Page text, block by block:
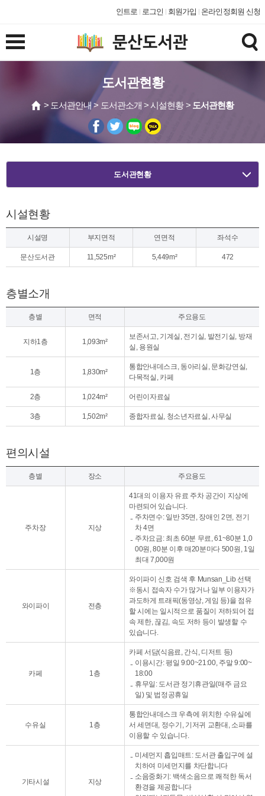
인트로 로그인 회원가입 온라인정회원 신청
도서관현황
> 도서관안내 > 도서관소개 > 시설현황 > 도서관현황
도서관현황
시설현황
시설명 부지면적 연면적 좌석수
문산도서관 11,525m² 5,449m² 472
층별소개
층별 면적 주요용도
지하1층 1,093m²
보존서고, 기계실, 전기실, 발전기실, 방재
실, 용원실
1층 1,830m²
통합안내데스크, 동아리실, 문화강연실,
다목적실, 카페
2층 1,024m² 어린이자료실
3층 1,502m² 종합자료실, 청소년자료실, 사무실
편의시설
층별 장소 주요용도
주차장 지상
41대의 이용자 유료 주차 공간이 지상에
마련되어 있습니다.
주차면수: 일반 35면, 장애인 2면, 전기
차 4면
주차요금: 최초 60분 무료, 61~80분 1,0
00원, 80분 이후 매20분마다 500원, 1일
최대 7,000원
와이파이 전층
와이파이 신호 검색 후 Munsan_Lib 선택
※동시 접속자 수가 많거나 일부 이용자가
과도하게 트래픽(동영상, 게임 등)을 점유
할 시에는 일시적으로 품질이 저하되어 접
속 제한, 끊김, 속도 저하 등이 발생할 수
있습니다.
카페 1층
카페 서담(식음료, 간식, 디저트 등)
이용시간: 평일 9:00~21:00, 주말 9:00~
18:00
휴무일: 도서관 정기휴관일(매주 금요
일) 및 법정공휴일
수유실 1층
통합안내데스크 우측에 위치한 수유실에
서 세면대, 정수기, 기저귀 교환대, 소파를
이용할 수 있습니다.
기타시설 지상
미세먼지 흡입매트: 도서관 출입구에 설
치하여 미세먼지를 차단합니다
소음중화기: 백색소음으로 쾌적한 독서
환경을 제공합니다